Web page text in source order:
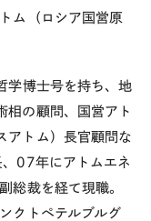
ム（ロシア国営原
学博士号を持ち、地
相の顧問、国営アト
アトム）長官顧問な
07年にアトムエネ
総裁を経て現職。
クトペテルブルグ